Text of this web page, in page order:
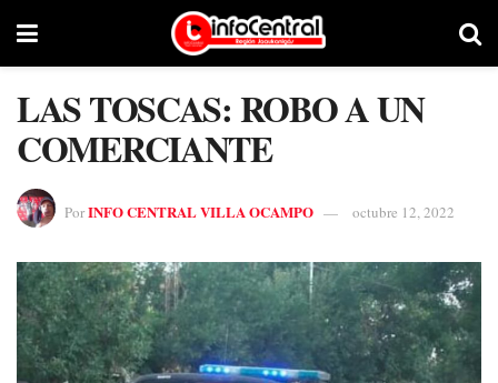
LAS TOSCAS: ROBO A UN
COMERCIANTE
PorINFO CENTRAL VILLA OCAMPO octubre 12, 2022